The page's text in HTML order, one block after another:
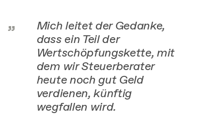
Mich leitet der Gedanke,
dass ein Teil der
Wertschöpfungskette, mit
dem wir Steuerberater
heute noch gut Geld
verdienen, künftig
wegfallen wird.